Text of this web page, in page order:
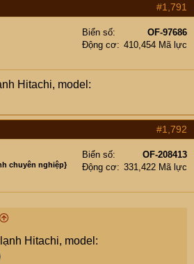
#1,791
Biển số
OF-97686
Động cơ
410,454 Mã lực
Hitachi, model:
#1,792
chuyên nghiệp}
Biển số
OF-208413
Động cơ
331,422 Mã lực
Hitachi, model: